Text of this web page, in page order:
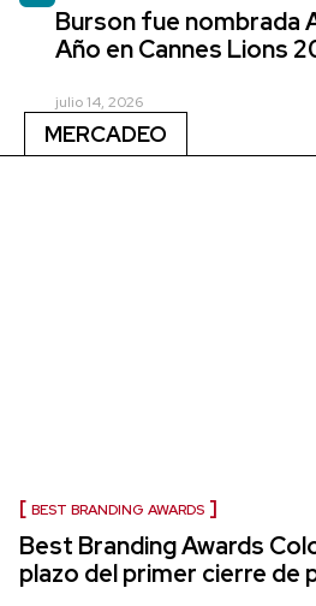
Burson fue nombrada
Año en Cannes Lions
julio 14, 2026
MERCADEO
BEST BRANDING AWARDS
Best Branding Awards
plazo del primer cierre de